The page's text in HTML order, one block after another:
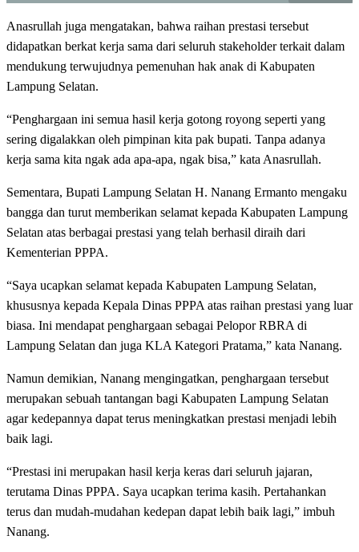
Anasrullah juga mengatakan, bahwa raihan prestasi tersebut
didapatkan berkat kerja sama dari seluruh stakeholder terkait dalam
mendukung terwujudnya pemenuhan hak anak di Kabupaten
Lampung Selatan.
“Penghargaan ini semua hasil kerja gotong royong seperti yang
sering digalakkan oleh pimpinan kita pak bupati. Tanpa adanya
kerja sama kita ngak ada apa-apa, ngak bisa,” kata Anasrullah.
Sementara, Bupati Lampung Selatan H. Nanang Ermanto mengaku
bangga dan turut memberikan selamat kepada Kabupaten Lampung
Selatan atas berbagai prestasi yang telah berhasil diraih dari
Kementerian PPPA.
“Saya ucapkan selamat kepada Kabupaten Lampung Selatan,
khususnya kepada Kepala Dinas PPPA atas raihan prestasi yang luar
biasa. Ini mendapat penghargaan sebagai Pelopor RBRA di
Lampung Selatan dan juga KLA Kategori Pratama,” kata Nanang.
Namun demikian, Nanang mengingatkan, penghargaan tersebut
merupakan sebuah tantangan bagi Kabupaten Lampung Selatan
agar kedepannya dapat terus meningkatkan prestasi menjadi lebih
baik lagi.
“Prestasi ini merupakan hasil kerja keras dari seluruh jajaran,
terutama Dinas PPPA. Saya ucapkan terima kasih. Pertahankan
terus dan mudah-mudahan kedepan dapat lebih baik lagi,” imbuh
Nanang.